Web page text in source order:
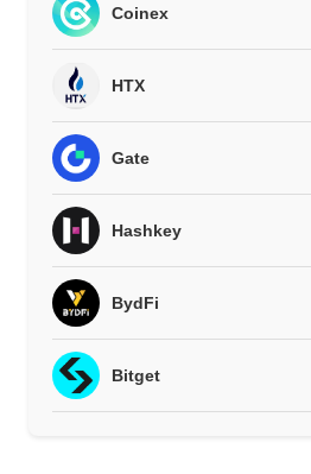
Coinex
HTX
Gate
Hashkey
BydFi
Bitget